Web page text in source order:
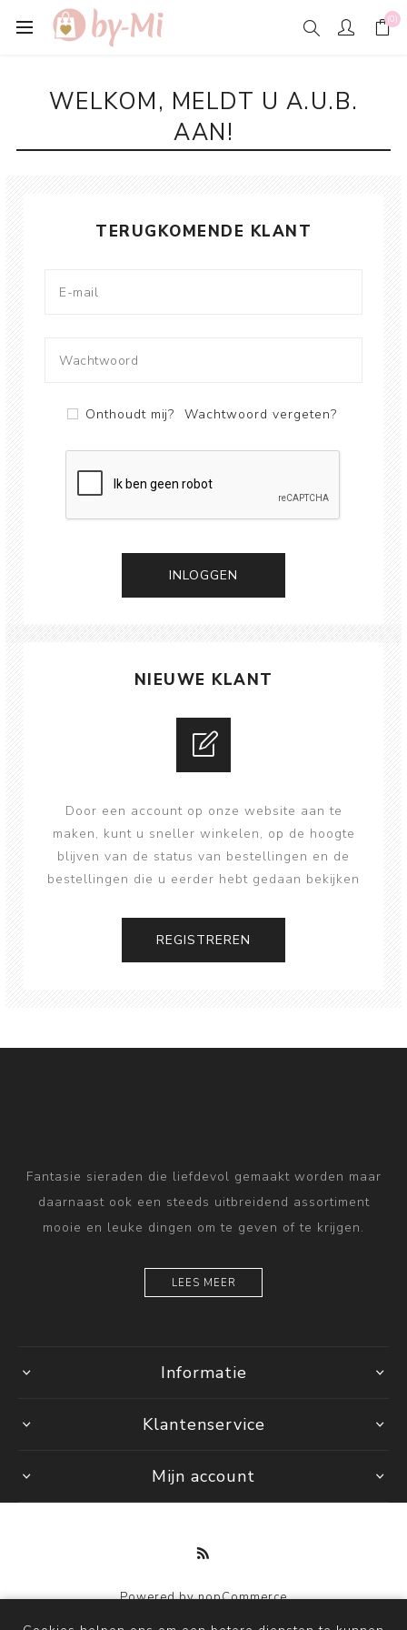
(0)
WELKOM, MELDT U A.U.B.
AAN!
TERUGKOMENDE KLANT
Onthoudt mij? Wachtwoord vergeten?
NIEUWE KLANT
Door een account op onze website aan te
maken, kunt u sneller winkelen, op de hoogte
blijven van de status van bestellingen en de
bestellingen die u eerder hebt gedaan bekijken
Fantasie sieraden die liefdevol gemaakt worden maar
daarnaast ook een steeds uitbreidend assortiment
mooie en leuke dingen om te geven of te krijgen.
LEES MEER
Informatie
Klantenservice
Mijn account
Powered bynopCommerce